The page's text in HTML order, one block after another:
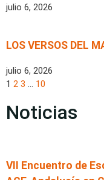
julio 6, 2026
LOS VERSOS DEL
julio 6, 2026
1 2 3 … 10
Noticias
VII Encuentro de